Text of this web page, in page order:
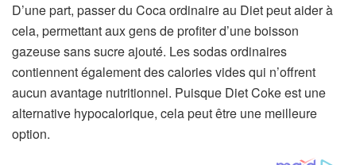
e
d
a
n
s
u
D’une part, passer du Coca ordinaire au Diet peut aider à
cela, permettant aux gens de profiter d’une boisson
gazeuse sans sucre ajouté. Les sodas ordinaires
contiennent également des calories vides qui n’offrent
aucun avantage nutritionnel. Puisque Diet Coke est une
alternative hypocalorique, cela peut être une meilleure
option.